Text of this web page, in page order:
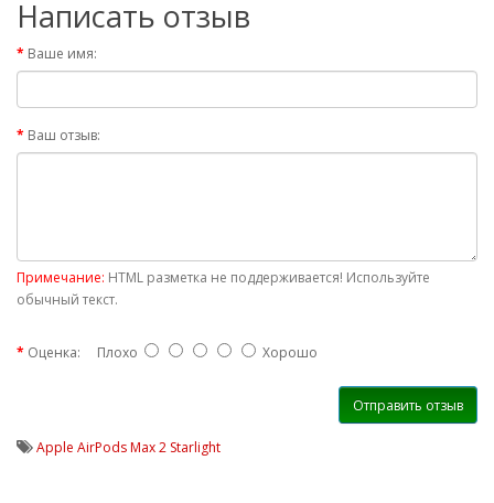
Написать отзыв
Ваше имя:
Ваш отзыв:
Примечание: HTML разметка не поддерживается! Используйте
обычный текст.
Оценка: Плохо Хорошо
Отправить отзыв
Apple AirPods Max 2 Starlight